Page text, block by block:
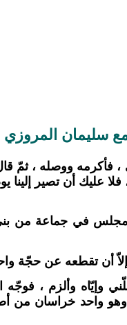
سليمان المروزي
، فأكرمه ووصله ، ثمّ
أن تصير إلينا يوم
مجلس في جماعة من
إلاّ أن تقطعه عن حجّة
وإيّاه وألزم ، فوجّه
واحد خراسان من